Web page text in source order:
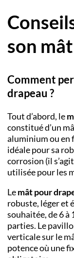
son
Comment
drapeau ?
Tout d’abord, le
constitué d’un
aluminium ou en
idéale pour sa
corrosion (il
utilisée pour les
Lemât pour
robuste, léger et
souhaitée, de 6 à
parties. Le
verticale sur le
potence où une